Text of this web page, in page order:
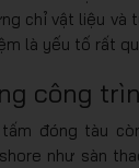
chỉ vật liệu và
là yếu tố rất
công
đóng tàu
như sàn